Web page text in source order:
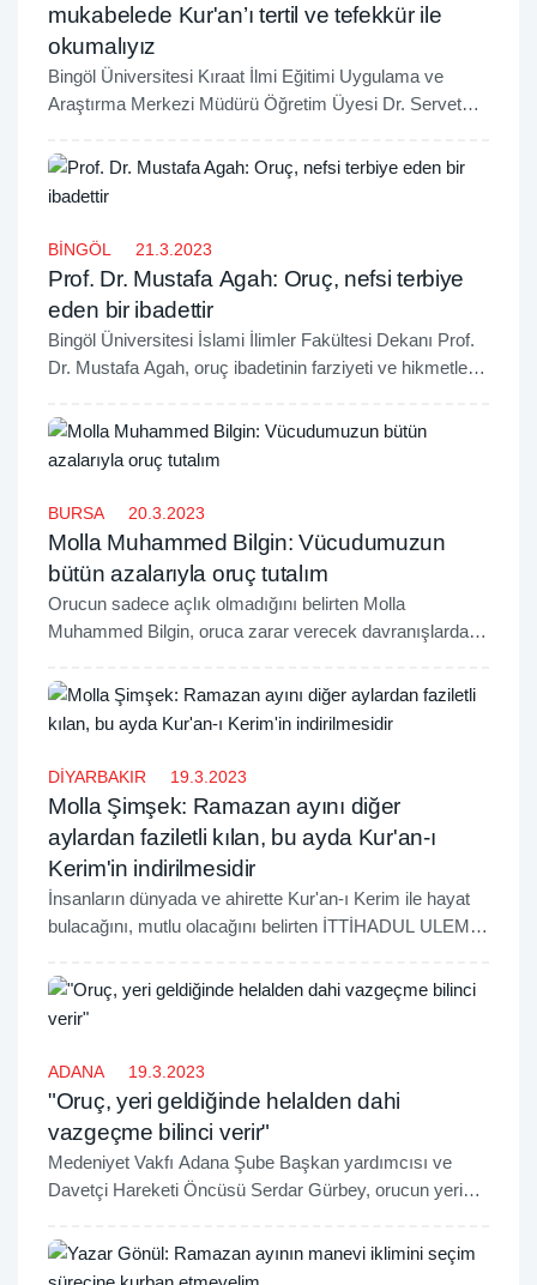
mukabelede Kur'an’ı tertil ve tefekkür ile
okumalıyız
Bingöl Üniversitesi Kıraat İlmi Eğitimi Uygulama ve
Araştırma Merkezi Müdürü Öğretim Üyesi Dr. Servet
anlamanın önemine dair açıklamalarda bulundu.
BİNGÖL 21.3.2023
Prof. Dr. Mustafa Agah: Oruç, nefsi terbiye
eden bir ibadettir
Bingöl Üniversitesi İslami İlimler Fakültesi Dekanı Prof.
Dr. Mustafa Agah, oruç ibadetinin farziyeti ve hikmetleri
BURSA 20.3.2023
Molla Muhammed Bilgin: Vücudumuzun
bütün azalarıyla oruç tutalım
Orucun sadece açlık olmadığını belirten Molla
Muhammed Bilgin, oruca zarar verecek davranışlardan
azalarıyla oruç tutmamız gerektiğini belirtti.
DİYARBAKIR 19.3.2023
Molla Şimşek: Ramazan ayını diğer
aylardan faziletli kılan, bu ayda Kur'an-ı
Kerim'in indirilmesidir
İnsanların dünyada ve ahirette Kur'an-ı Kerim ile hayat
bulacağını, mutlu olacağını belirten İTTİHADUL ULEMA
ayında Kur'an-ı Kerim'i hayatına indirmesi gerektiğini
söyledi.
ADANA 19.3.2023
"Oruç, yeri geldiğinde helalden dahi
vazgeçme bilinci verir"
Medeniyet Vakfı Adana Şube Başkan yardımcısı ve
Davetçi Hareketi Öncüsü Serdar Gürbey, orucun yeri
sofranın da rızkın da sahibinin Allah olduğunu öğrettiğini
belirtti.